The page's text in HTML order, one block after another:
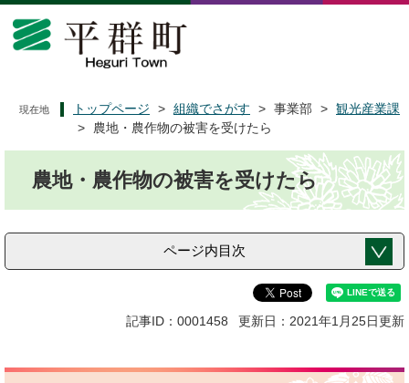
ペ
メ
現在地 トップページ > 組織でさがす > 事業部 > 観光産業課
>
農地・農作物の被害を受けたら
農地・農作物の被害を受けたら
ページ内目次
記事ID：0001458 更新日：2021年1月25日更新